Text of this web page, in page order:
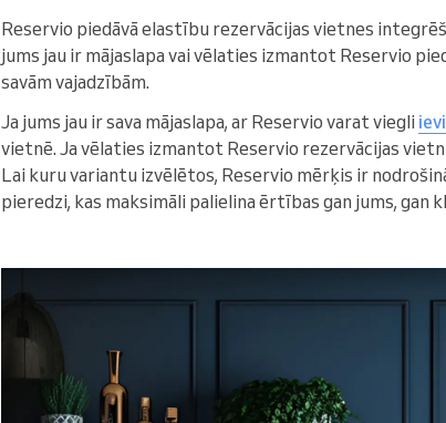
Reservio piedāvā elastību rezervācijas vietnes
jums jau ir mājaslapa vai vēlaties izmantot Reservio
savām vajadzībām.
Ja jums jau ir sava mājaslapa, ar Reservio varat viegli
vietnē. Ja vēlaties izmantot Reservio rezervācijas
Lai kuru variantu izvēlētos, Reservio mērķis ir
pieredzi, kas maksimāli palielina ērtības gan jums, gan